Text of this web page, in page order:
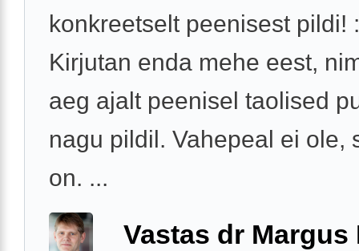
konkreetselt peenisest pildi!
Kirjutan enda mehe eest,
aeg ajalt peenisel taolised
nagu pildil. Vahepeal ei ole,
on. ...
Vastas dr Margus